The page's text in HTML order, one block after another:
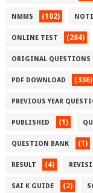
NMMS (102)
ONLINE TEST (284)
ORIGINAL QUESTIONS
PDF DOWNLOAD (336)
PREVIOUS YEAR
PUBLISHED (1)
QUESTION BANK (1)
RESULT (4)
SAI K GUIDE (2)